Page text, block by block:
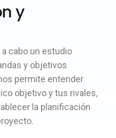
y
cabo un estudio
y objetivos
permite entender
objetivo y tus rivales,
la planificación